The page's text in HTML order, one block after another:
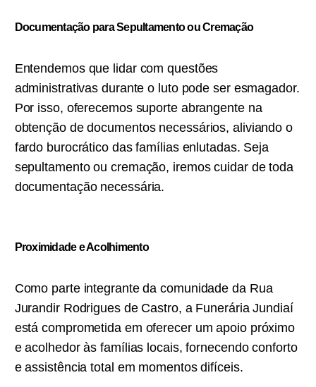
Documentação para Sepultamento ou Cremação
Entendemos que lidar com questões
administrativas durante o luto pode ser esmagador.
Por isso, oferecemos suporte abrangente na
obtenção de documentos necessários, aliviando o
fardo burocrático das famílias enlutadas. Seja
sepultamento ou cremação, iremos cuidar de toda
documentação necessária.
Proximidade e Acolhimento
Como parte integrante da comunidade da Rua
Jurandir Rodrigues de Castro, a Funerária Jundiaí
está comprometida em oferecer um apoio próximo
e acolhedor às famílias locais, fornecendo conforto
e assistência total em momentos difíceis.